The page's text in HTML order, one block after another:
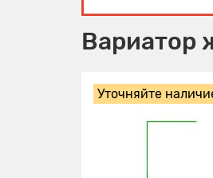
Вариатор
Уточняйте